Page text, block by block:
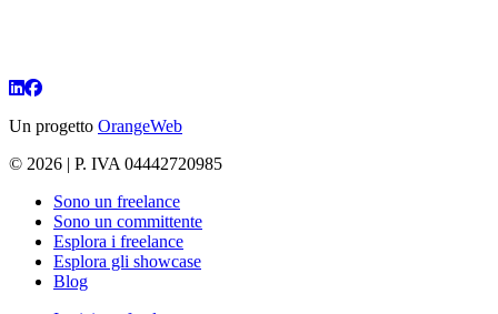
Un progetto OrangeWeb
© 2026 | P. IVA 04442720985
Sono un freelance
Sono un committente
Esplora i freelance
Esplora gli showcase
Blog